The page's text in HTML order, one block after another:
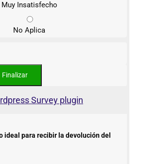
Muy Insatisfecho
No Aplica
Survey plugin
ideal para recibir la devolución del